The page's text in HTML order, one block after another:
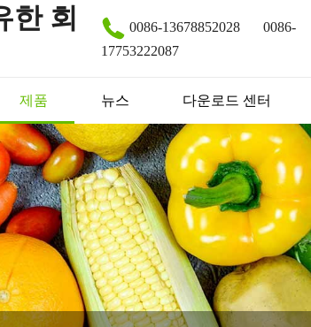
한 회
0086-13678852028
0086-
17753222087
제품 뉴스 다운로드 센터